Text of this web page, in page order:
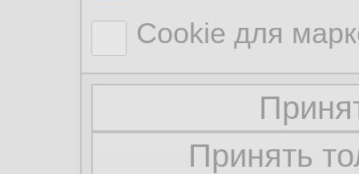
Cookie для